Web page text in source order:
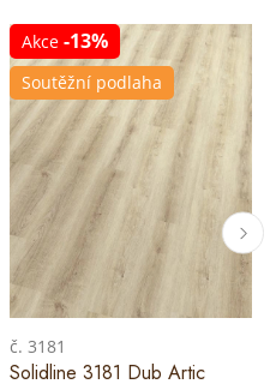
Akce -13%
Soutěžní podlaha
č. 3181
Solidline 3181 Dub Artic